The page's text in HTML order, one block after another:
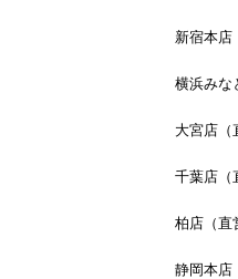
新宿本店
横浜みな
大宮店（
千葉店（
柏店（直
静岡本店